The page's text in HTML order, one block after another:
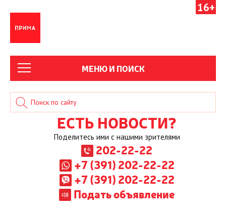
16+
МЕНЮ И ПОИСК
ЕСТЬ НОВОСТИ?
Поделитесь ими с нашими зрителями
202-22-22
+7 (391) 202-22-22
+7 (391) 202-22-22
Подать объявление